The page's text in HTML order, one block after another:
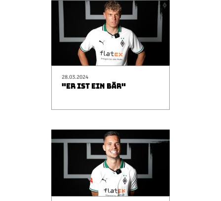
Europa League
Testspiele
Inside
Interviews
Rund um Borussia
Alle Videos
28.03.2024
"ER IST EIN BÄR"